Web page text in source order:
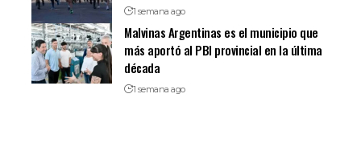
1 semana ago
Malvinas Argentinas es el municipio que
más aportó al PBI provincial en la última
década
1 semana ago